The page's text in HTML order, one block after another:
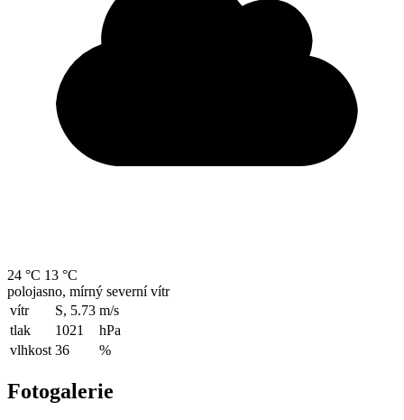
24 °C 13 °C
polojasno, mírný severní vítr
vítr
S, 5.73 m/s
tlak
1021
hPa
vlhkost 36 %
Fotogalerie